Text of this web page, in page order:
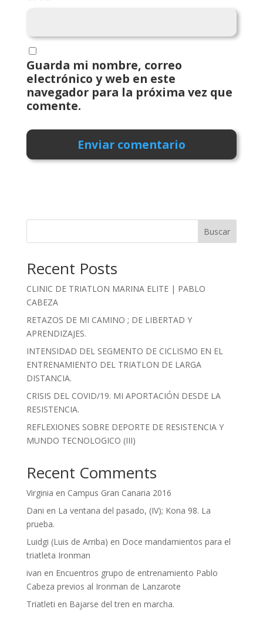
Guarda mi nombre, correo
electrónico y web en este
navegador para la próxima vez que
comente.
Buscar
Recent Posts
CLINIC DE TRIATLON MARINA ELITE | PABLO
CABEZA
RETAZOS DE MI CAMINO ; DE LIBERTAD Y
APRENDIZAJES.
INTENSIDAD DEL SEGMENTO DE CICLISMO EN EL
ENTRENAMIENTO DEL TRIATLON DE LARGA
DISTANCIA.
CRISIS DEL COVID/19. MI APORTACIÓN DESDE LA
RESISTENCIA.
REFLEXIONES SOBRE DEPORTE DE RESISTENCIA Y
MUNDO TECNOLOGICO (III)
Recent Comments
Virginia en Campus Gran Canaria 2016
Dani en La ventana del pasado, (IV); Kona 98. La
prueba.
Luidgi (Luis de Arriba) en Doce mandamientos para el
triatleta Ironman
ivan en Encuentros grupo de entrenamiento Pablo
Cabeza previos al Ironman de Lanzarote
Triatleti en Bajarse del tren en marcha.